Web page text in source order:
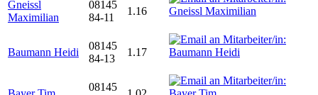
Gneissl
Maximilian
08145
84-11
1.16
Baumann Heidi
08145
84-13
1.17
08145